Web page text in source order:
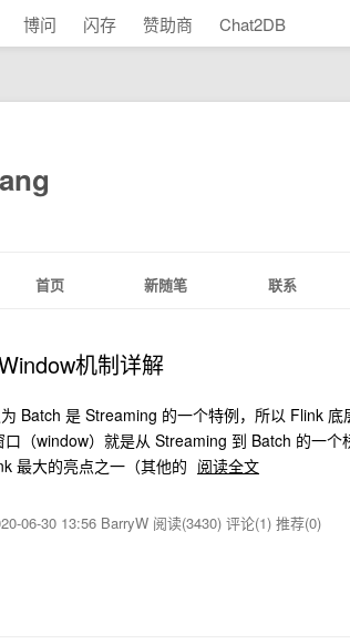
博问 闪存 赞助商 Chat2DB
首页 新随笔 联系
机制详解
Batch 是 Streaming 的一个特例，所以 Flink
（window）就是从 Streaming 到 Batch 的一
最大的亮点之一（其他的 阅读全文
06-30 13:56 BarryW 阅读(3430) 评论(1) 推荐(0)